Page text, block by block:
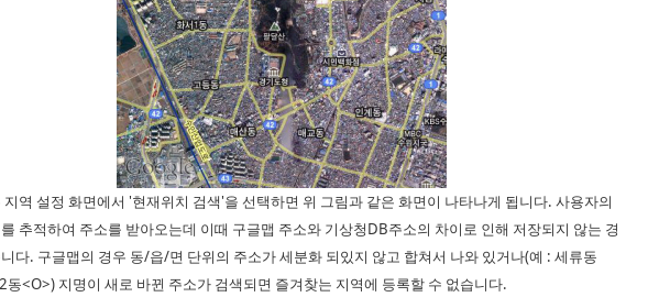
지역 설정 화면에서 '현재위치 검색'을 선택하면 위 그림과 같은 화면이 나타나게 됩니다. 사용자의
추적하여 주소를 받아오는데 이때 구글맵 주소와 기상청DB주소의 차이로 인해 저장되지 않는 경
다. 구글맵의 경우 동/읍/면 단위의 주소가 세분화 되있지 않고 합쳐서 나와 있거나(예 : 세류동
동<O>) 지명이 새로 바뀐 주소가 검색되면 즐겨찾는 지역에 등록할 수 없습니다.